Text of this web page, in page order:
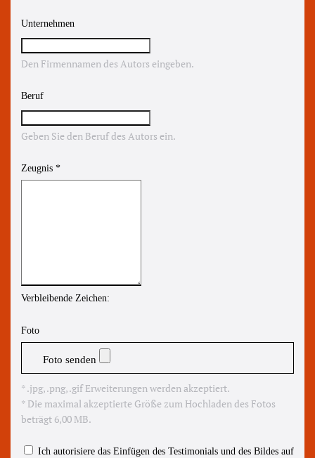
Unternehmen
Den Firmennamen des Autors eingeben.
Beruf
Geben Sie den Beruf des Autors ein.
Zeugnis *
Verbleibende Zeichen:
Foto
Foto senden
* .jpg, .png, .gif Erweiterungen werden akzeptiert.
* Die maximal akzeptierte Größe zum Hochladen des Fotos
beträgt 6,00 MB.
Ich autorisiere das Einfügen des Testimonials und des Bildes auf